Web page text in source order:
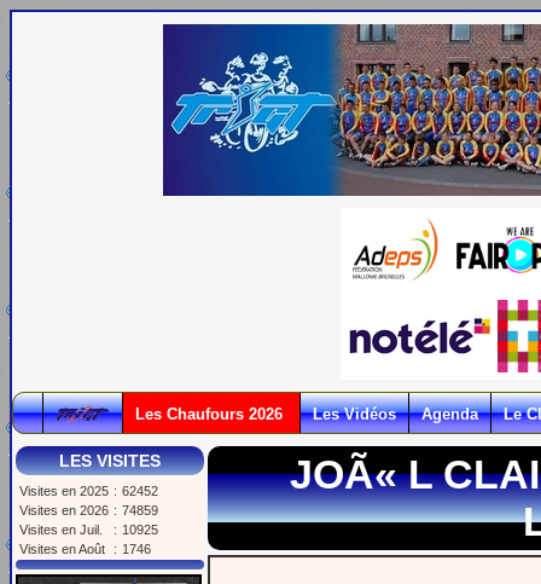
Les Chaufours 2026 Les Vidéos Agenda Le
LES VISITES
Visites en 2025 : 62452
Visites en 2026 : 74859
Visites en Juil.
: 10925
Visites en Août
: 1746
JOÃ« L